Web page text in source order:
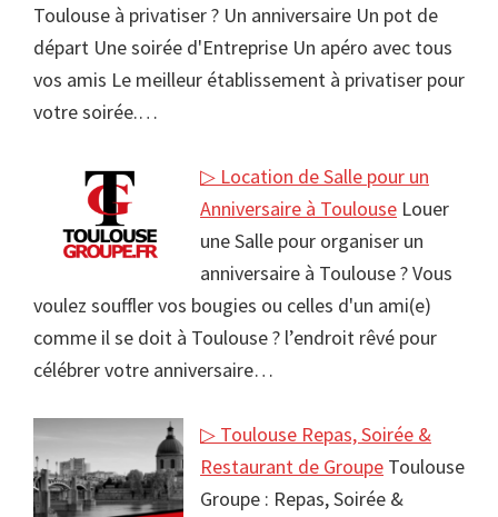
Toulouse à privatiser ? Un anniversaire Un pot de
départ Une soirée d'Entreprise Un apéro avec tous
vos amis Le meilleur établissement à privatiser pour
votre soirée.…
▷ Location de Salle pour un
Anniversaire à Toulouse Louer
une Salle pour organiser un
anniversaire à Toulouse ? Vous
voulez souffler vos bougies ou celles d'un ami(e)
comme il se doit à Toulouse ? l’endroit rêvé pour
célébrer votre anniversaire…
▷ Toulouse Repas, Soirée &
Restaurant de Groupe Toulouse
Groupe : Repas, Soirée &